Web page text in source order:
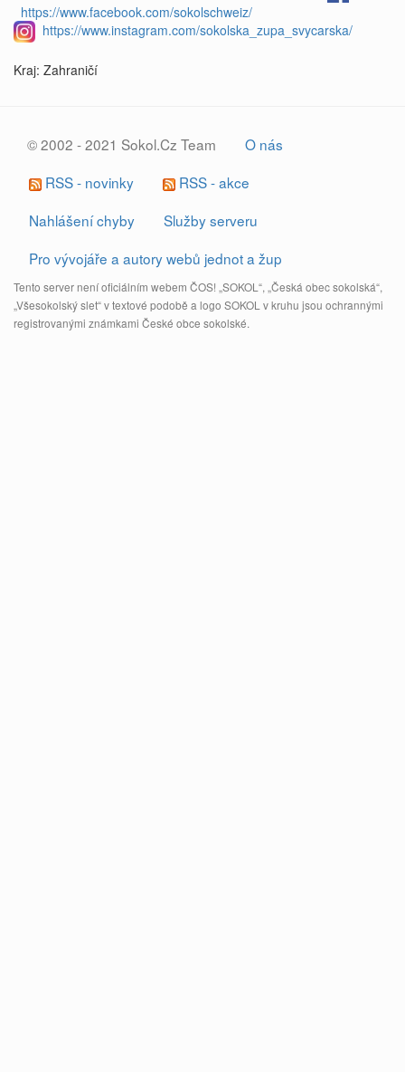
https://www.facebook.com/sokolschweiz/
https://www.instagram.com/sokolska_zupa_svycarska/
Kraj: Zahraničí
© 2002 - 2021 Sokol.Cz Team
O nás
RSS - novinky
RSS - akce
Nahlášení chyby
Služby serveru
Pro vývojáře a autory webů jednot a žup
Tento server není oficiálním webem ČOS! „SOKOL“, „Česká obec sokolská“,
„Všesokolský slet“ v textové podobě a logo SOKOL v kruhu jsou ochrannými
registrovanými známkami České obce sokolské.